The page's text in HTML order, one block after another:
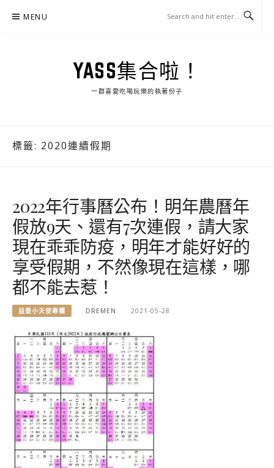
MENU
YASS集合啦！
一群喜愛吃喝玩樂的執著份子
標籤: 2020連續假期
2022年行事曆公布！明年農曆年
假放9天、還有7次連假，請大家
現在乖乖防疫，明年才能好好的
享受假期，不然像現在這樣，哪
都不能去惹！
益曼小天使專欄 DREMEN 2021-05-28